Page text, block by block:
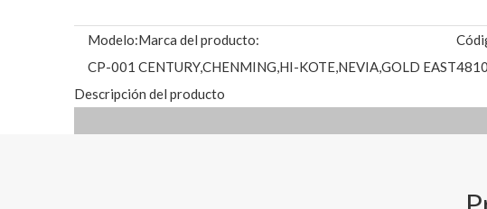
Modelo:
CP-001
Marca del producto:
CENTURY,CHENMING,HI-KOTE,NEVIA,GOLD EAST
Descripción del producto